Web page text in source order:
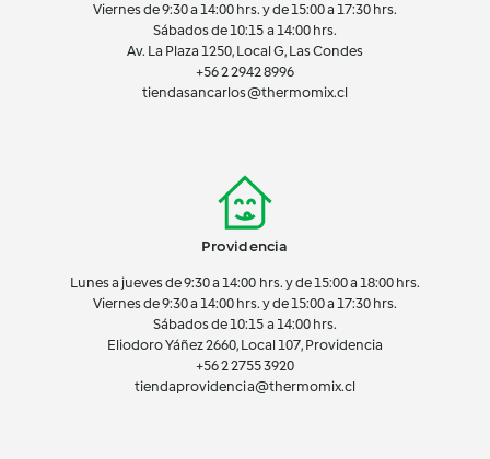
Viernes de 9:30 a 14:00 hrs. y de 15:00 a 17:30 hrs.
Sábados de 10:15 a 14:00 hrs.
Av. La Plaza 1250, Local G, Las Condes
+56 2 2942 8996
tiendasancarlos@thermomix.cl
Providencia
Lunes a jueves de 9:30 a 14:00 hrs. y de 15:00 a 18:00 hrs.
Viernes de 9:30 a 14:00 hrs. y de 15:00 a 17:30 hrs.
Sábados de 10:15 a 14:00 hrs.
Eliodoro Yáñez 2660, Local 107, Providencia
+56 2 2755 3920
tiendaprovidencia@thermomix.cl